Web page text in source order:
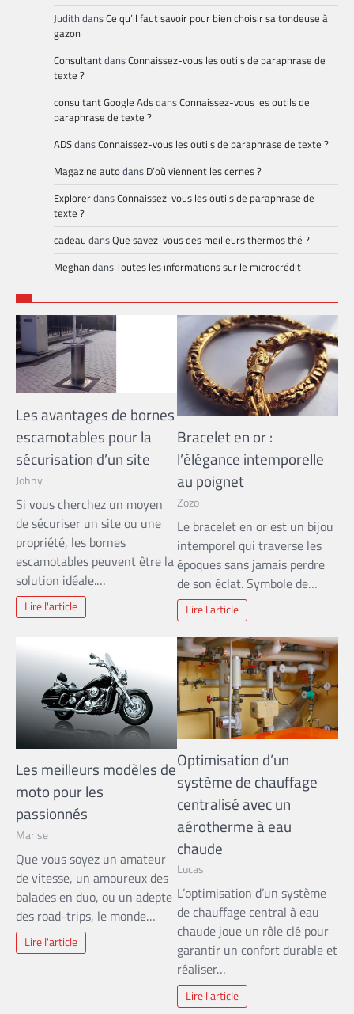
Judith dansCe qu’il faut savoir pour bien choisir sa tondeuse à
gazon
ConsultantdansConnaissez-vous les outils de paraphrase de
texte ?
consultant Google AdsdansConnaissez-vous les outils de
paraphrase de texte ?
ADSdansConnaissez-vous les outils de paraphrase de texte ?
Magazine autodans D’où viennent les cernes ?
ExplorerdansConnaissez-vous les outils de paraphrase de
texte ?
cadeau dansQue savez-vous des meilleurs thermos thé ?
MeghandansToutes les informations sur le microcrédit
Les avantages de bornes
escamotables pour la
sécurisation d’un site
Johny
Si vous cherchez un moyen
de sécuriser un site ou une
propriété, les bornes
escamotables peuvent être la
solution idéale.…
Lire l'article
Bracelet en or :
l’élégance intemporelle
au poignet
Zozo
Le bracelet en or est un bijou
intemporel qui traverse les
époques sans jamais perdre
de son éclat. Symbole de…
Lire l'article
Les meilleurs modèles de
moto pour les
passionnés
Marise
Que vous soyez un amateur
de vitesse, un amoureux des
balades en duo, ou un adepte
des road-trips, le monde…
Lire l'article
Optimisation d’un
système de chauffage
centralisé avec un
aérotherme à eau
chaude
Lucas
L’optimisation d’un système
de chauffage central à eau
chaude joue un rôle clé pour
garantir un confort durable et
réaliser…
Lire l'article